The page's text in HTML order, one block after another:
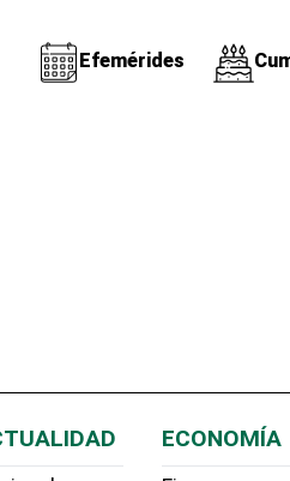
Efemérides
ECONOMÍA